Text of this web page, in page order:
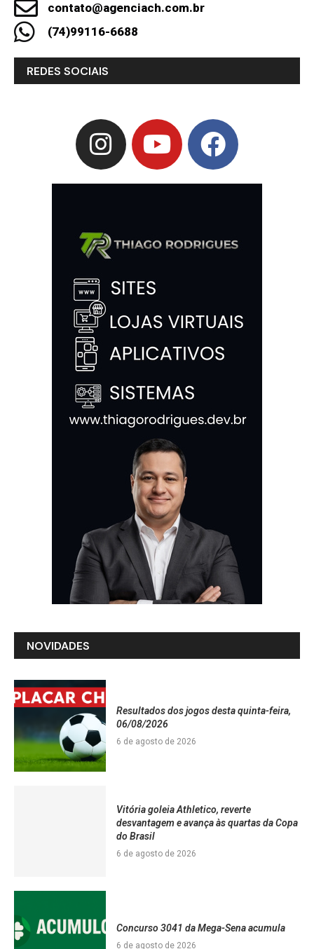
contato@agenciach.com.br
(74)99116-6688
REDES SOCIAIS
NOVIDADES
Resultados dos jogos desta quinta-feira,
06/08/2026
6 de agosto de 2026
Vitória goleia Athletico, reverte
desvantagem e avança às quartas da Copa
do Brasil
6 de agosto de 2026
Concurso 3041 da Mega-Sena acumula
6 de agosto de 2026